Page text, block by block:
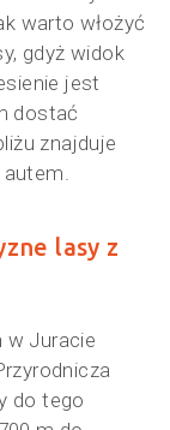
warto włożyć
gdyż widok
jest
dostać
znajduje
lasy z
w Juracie
do tego